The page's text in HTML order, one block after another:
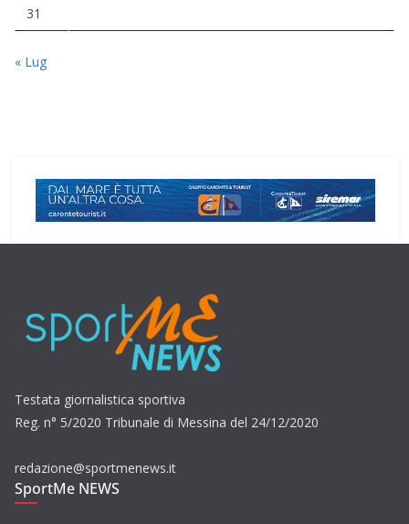
31
« Lug
Testata giornalistica sportiva
Reg. n° 5/2020 Tribunale di Messina del 24/12/2020
redazione@sportmenews.it
SportMe NEWS